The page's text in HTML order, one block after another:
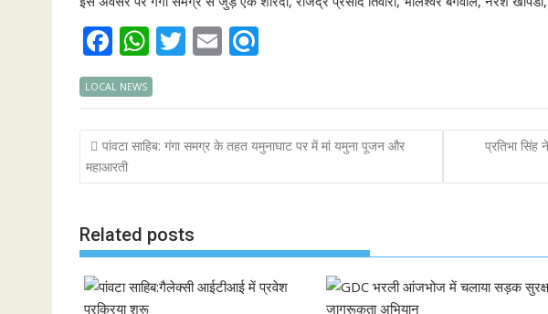
F
ac
e
b
o
o
W
h
at
s
A
p
T
itt
er
E
ai
l
i
n
d
LOCAL NEWS
Post
navigation
पांवटा साहिब: गंगा समग्र के तहत यमुनाघाट पर में मां यमुना पूजन और
महाआरती
प्रतिभा
Related posts